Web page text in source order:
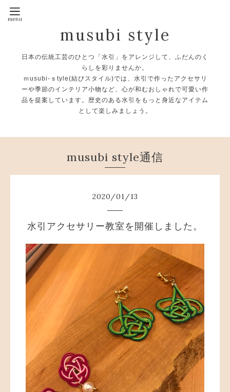
musubi style
日本の伝統工芸のひとつ「水引」をアレンジして、ふだんのく
らしを彩りませんか。
ｍusubi-ｓtyle(結びスタイル)では、水引で作ったアクセサリ
ーや季節のインテリア小物など、心が和むおしゃれで可愛い作
品を提案しています。歴史のある水引をもっと身近なアイテム
として楽しみましょう。
musubi style通信
2020/01/13
水引アクセサリー教室を開催しました。